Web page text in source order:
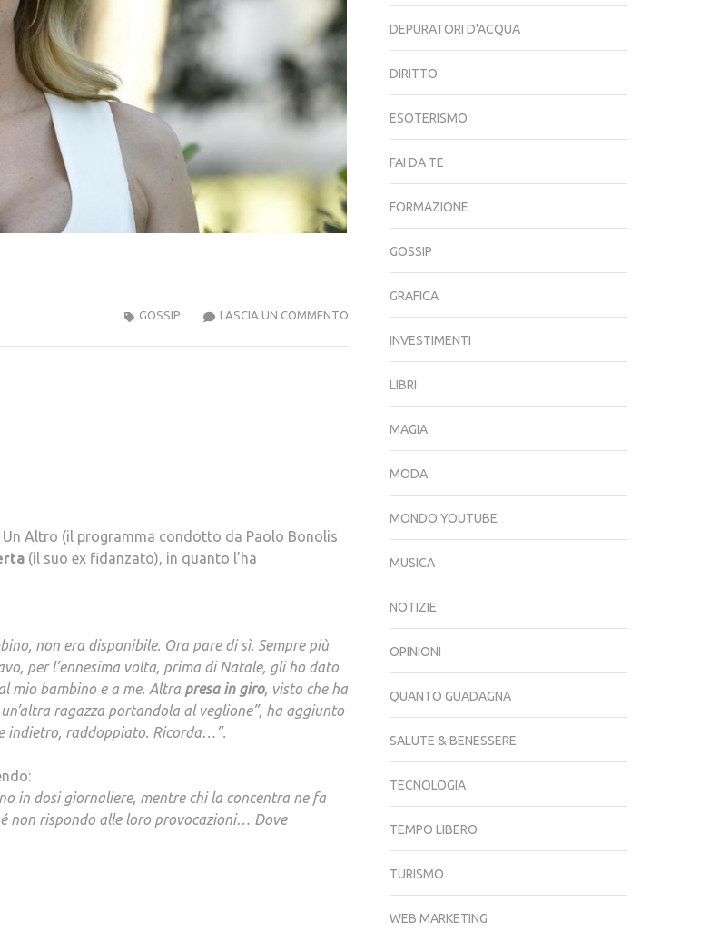
LASCIA UN COMMENTOLA
GOSSIP
Altro (il programma condotto da Paolo Bonolis
(il suo ex fidanzato), in quanto l’ha
non era disponibile. Ora pare di sì. Sempre più
per l’ennesima volta, prima di Natale, gli ho dato
mio bambino e a me. Altra presa in giro, visto che ha
ragazza portandola al veglione”, ha aggiunto
indietro, raddoppiato. Ricorda…”.
in dosi giornaliere, mentre chi la concentra ne fa
non rispondo alle loro provocazioni… Dove
DEPURATORI D'ACQUA
DIRITTO
ESOTERISMO
FAI DA TE
FORMAZIONE
GOSSIP
GRAFICA
INVESTIMENTI
LIBRI
MAGIA
MODA
MONDO YOUTUBE
MUSICA
NOTIZIE
OPINIONI
QUANTO GUADAGNA
SALUTE & BENESSERE
TECNOLOGIA
TEMPO LIBERO
TURISMO
WEB MARKETING